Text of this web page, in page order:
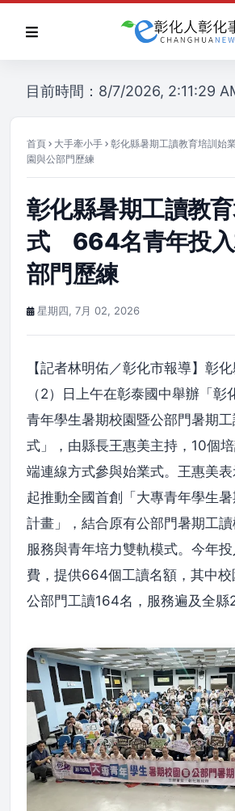
目前時間：8/7/2026, 2:11:29
首頁 大手牽小手
彰化縣暑期工讀教育培訓
園與公部門歷練
彰化縣暑期工讀教
式 664名青年投入
部門歷練
星期四, 7月 02, 2026
【記者林明佑／彰化市報導】彰
（2）日上午在彰泰國中舉辦「彰
青年學生暑期校園暨公部門暑期
式」，由縣長王惠美主持，10個
端連線方式參與始業式。王惠美
起推動全國首創「大專青年學生
計畫」，結合原有公部門暑期工
服務與青年培力雙軌模式。今年
費，提供664個工讀名額，其中校
公部門工讀164名，服務遍及全縣